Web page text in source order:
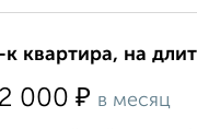
к квартира, на
000 ₽ в месяц